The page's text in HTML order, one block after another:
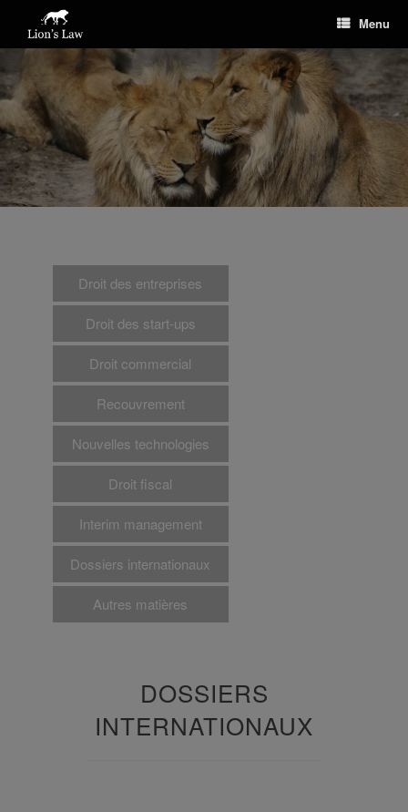
Menu
Droit des entreprises
Droit des start-ups
Droit commercial
Recouvrement
Nouvelles technologies
Droit fiscal
Interim management
Dossiers internationaux
Autres matières
DOSSIERS
INTERNATIONAUX